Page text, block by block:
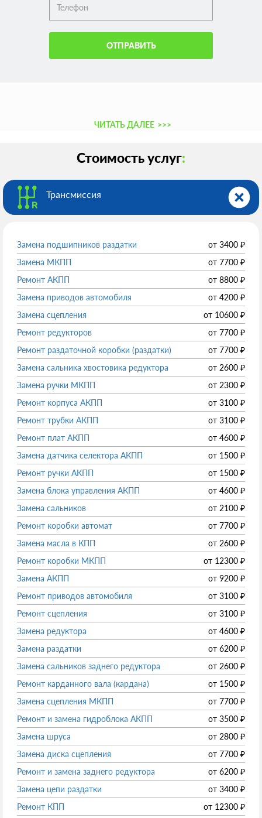
ОТПРАВИТЬ
ЧИТАТЬ ДАЛЕЕ >>>
Стоимость услуг:
Трансмиссия
Замена подшипников раздатки от 3400 ₽
Замена МКПП
от 7700 ₽
Ремонт АКПП
от 8800 ₽
Замена приводов автомобиля
от 4200 ₽
Замена сцепления
от 10600 ₽
Ремонт редукторов
от 7700 ₽
Ремонт раздаточной коробки (раздатки)
от 7700 ₽
Замена сальника хвостовика редуктора
от 2600 ₽
Замена ручки МКПП
от 2300 ₽
Ремонт корпуса АКПП
от 3100 ₽
Ремонт трубки АКПП
от 3100 ₽
Ремонт плат АКПП
от 4600 ₽
Замена датчика селектора АКПП
от 1500 ₽
Ремонт ручки АКПП
от 1500 ₽
Замена блока управления АКПП
от 4600 ₽
Замена сальников
от 2100 ₽
Ремонт коробки автомат
от 7700 ₽
Замена масла в КПП
от 2600 ₽
Ремонт коробки МКПП
от 12300 ₽
Замена АКПП
от 9200 ₽
Ремонт приводов автомобиля
от 3100 ₽
Ремонт сцепления
от 3100 ₽
Замена редуктора
от 4600 ₽
Замена раздатки
от 6200 ₽
Замена сальников заднего редуктора
от 2600 ₽
Ремонт карданного вала (кардана)
от 1500 ₽
Замена сцепления МКПП
от 7700 ₽
Ремонт и замена гидроблока АКПП
от 3500 ₽
Замена шруса
от 2800 ₽
Замена диска сцепления
от 7700 ₽
Ремонт и замена заднего редуктора
от 6200 ₽
Замена цепи раздатки
от 3400 ₽
Ремонт КПП
от 12300 ₽